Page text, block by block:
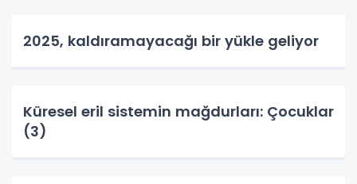
2025, kaldıramayacağı bir yükle geliyor
Küresel eril sistemin mağdurları: Çocuklar
(3)